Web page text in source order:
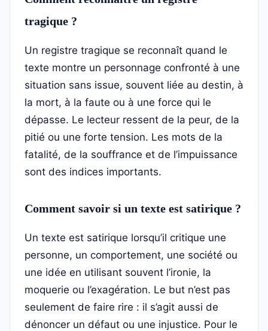
tragique ?
Un registre tragique se reconnaît quand le
texte montre un personnage confronté à une
situation sans issue, souvent liée au destin, à
la mort, à la faute ou à une force qui le
dépasse. Le lecteur ressent de la peur, de la
pitié ou une forte tension. Les mots de la
fatalité, de la souffrance et de l’impuissance
sont des indices importants.
Comment savoir si un texte est satirique ?
Un texte est satirique lorsqu’il critique une
personne, un comportement, une société ou
une idée en utilisant souvent l’ironie, la
moquerie ou l’exagération. Le but n’est pas
seulement de faire rire : il s’agit aussi de
dénoncer un défaut ou une injustice. Pour le